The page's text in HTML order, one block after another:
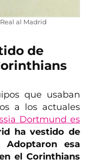
al Madrid
de
que usaban
a los actuales
Dortmund es
ha vestido de
Adoptaron esa
el Corinthians